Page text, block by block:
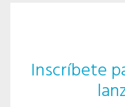
Inscríbete